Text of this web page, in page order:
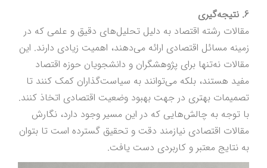
6. نتیجه‌گیری
مقالات رشته اقتصاد به دلیل تحلیل‌های دقیق و علمی که در
زمینه مسائل اقتصادی ارائه می‌دهند، اهمیت زیادی دارند. این
مقالات نه‌تنها برای پژوهشگران و دانشجویان حوزه اقتصاد
مفید هستند، بلکه می‌توانند به سیاست‌گذاران کمک کنند تا
تصمیمات بهتری در جهت بهبود وضعیت اقتصادی اتخاذ کنند.
با توجه به چالش‌هایی که در این مسیر وجود دارد، نگارش
مقالات اقتصادی نیازمند دقت و تحقیق گسترده است تا بتوان
به نتایج معتبر و کاربردی دست یافت.